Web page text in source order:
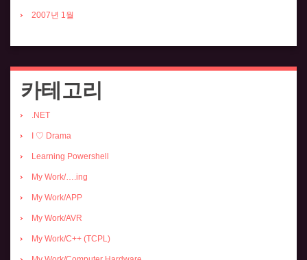
2007년 1월
카테고리
.NET
I ♡ Drama
Learning Powershell
My Work/….ing
My Work/APP
My Work/AVR
My Work/C++ (TCPL)